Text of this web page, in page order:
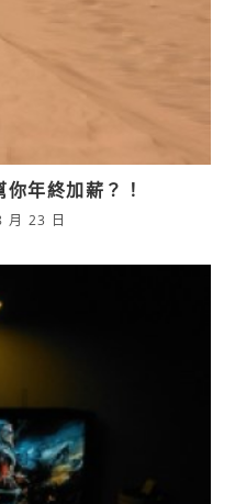
年終加薪？！
月 23 日